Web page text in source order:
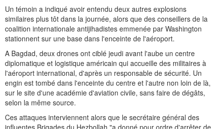
Un témoin a indiqué avoir entendu deux autres explosions
similaires plus tôt dans la journée, alors que des conseillers de la
coalition internationale antijihadistes emmenée par Washington
stationnent sur une base dans l'enceinte de l'aéroport.
A Bagdad, deux drones ont ciblé jeudi avant l'aube un centre
diplomatique et logistique américain qui accueille des militaires à
l'aéroport international, d'après un responsable de sécurité. Un
engin est tombé dans l'enceinte du centre et l'autre non loin de là,
sur le site d'une académie d'aviation civile, sans faire de dégâts,
selon la même source.
Ces attaques interviennent alors que le secrétaire général des